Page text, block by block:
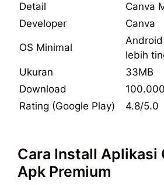
Detail
Canva
Developer
Canva
OS Minimal
lebih
Ukuran
33MB
Download
Rating (Google Play)
4.8/5.0
Cara Install Aplikasi
Apk Premium